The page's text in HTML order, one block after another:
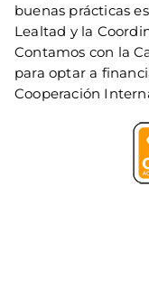
buenas prácticas
Lealtad y la
Contamos con la
para optar a
Cooperación